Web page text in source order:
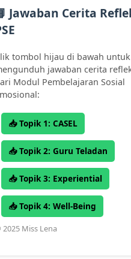
Jawaban Cerita
tombol hijau di bawah untuk
jawaban cerita
Modul Pembelajaran Sosial
📥 Topik 1: CASEL
📥 Topik 2: Guru Teladan
📥 Topik 3: Experiential
📥 Topik 4: Well-Being
Miss Lena